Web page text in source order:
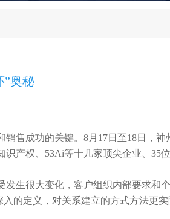
”奥秘
售成功的关键。 8月 17日至18日，神
产权、 53Ai等十几家顶尖企业、 35
发生很大变化，客户组织内部要求和
入的定义，对关系建立的方式方法更